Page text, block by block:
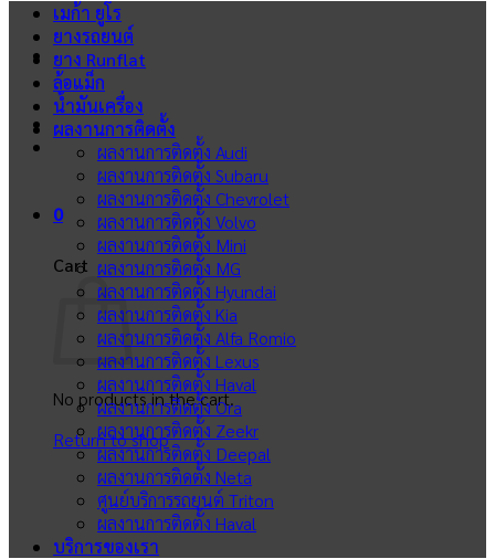
0
Cart
No products in the cart.
Return to shop
เมก้า ยูโร
ยางรถยนต์
ยาง Runflat
ล้อแม็ก
น้ำมันเครื่อง
ผลงานการติดตั้ง
ผลงานการติดตั้ง Audi
ผลงานการติดตั้ง Subaru
ผลงานการติดตั้ง Chevrolet
ผลงานการติดตั้ง Volvo
ผลงานการติดตั้ง Mini
ผลงานการติดตั้ง MG
ผลงานการติดตั้ง Hyundai
ผลงานการติดตั้ง Kia
ผลงานการติดตั้ง Alfa Romio
ผลงานการติดตั้ง Lexus
ผลงานการติดตั้ง Haval
ผลงานการติดตั้ง Ora
ผลงานการติดตั้ง Zeekr
ผลงานการติดตั้ง Deepal
ผลงานการติดตั้ง Neta
ศูนย์บริการรถยนต์ Triton
ผลงานการติดตั้ง Haval
บริการของเรา